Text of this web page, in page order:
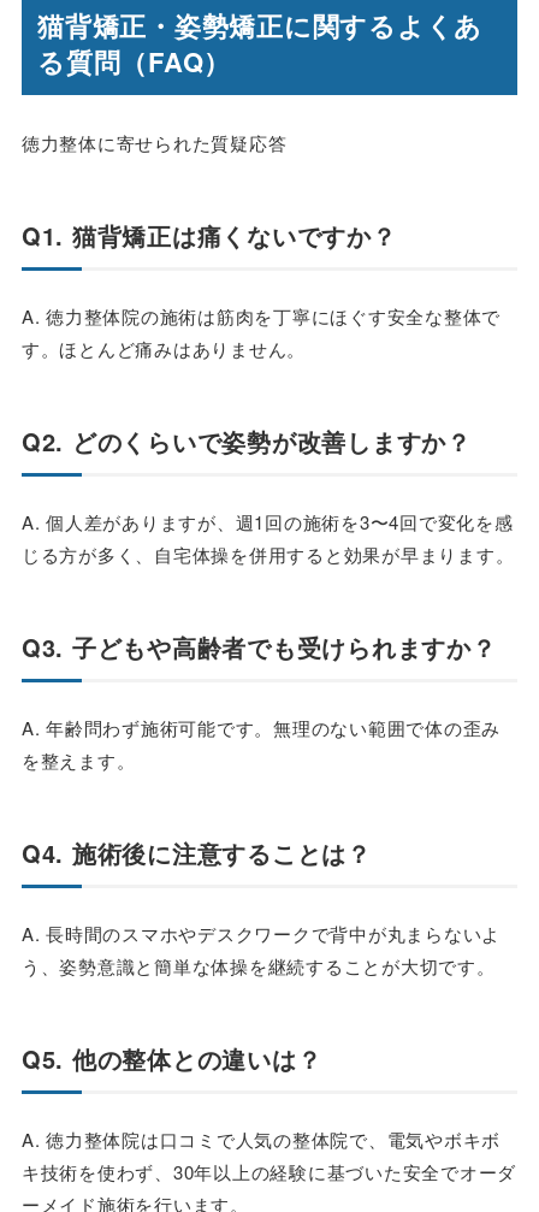
猫背矯正・姿勢矯正に関するよくあ
る質問（FAQ）
徳力整体に寄せられた質疑応答
Q1. 猫背矯正は痛くないですか？
A. 徳力整体院の施術は筋肉を丁寧にほぐす安全な整体で
す。ほとんど痛みはありません。
Q2. どのくらいで姿勢が改善しますか？
A. 個人差がありますが、週1回の施術を3〜4回で変化を感
じる方が多く、自宅体操を併用すると効果が早まります。
Q3. 子どもや高齢者でも受けられますか？
A. 年齢問わず施術可能です。無理のない範囲で体の歪み
を整えます。
Q4. 施術後に注意することは？
A. 長時間のスマホやデスクワークで背中が丸まらないよ
う、姿勢意識と簡単な体操を継続することが大切です。
Q5. 他の整体との違いは？
A. 徳力整体院は口コミで人気の整体院で、電気やボキボ
キ技術を使わず、30年以上の経験に基づいた安全でオーダ
ーメイド施術を行います。